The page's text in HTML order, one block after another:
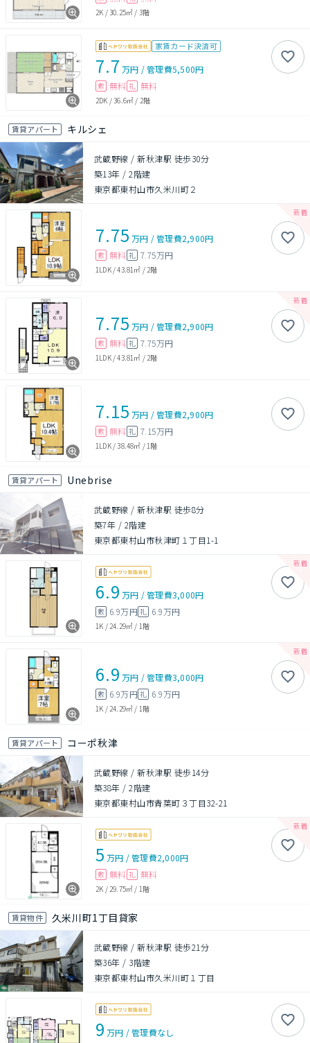
2K /30.25㎡ / 3階
家賃カード決済可
7.7 万円 /管理費5,500円
敷 無料 礼 無料
2DK /36.6㎡ / 2階
賃貸アパート キルシェ
武蔵野線 / 新秋津駅 徒歩30分
築13年 /2階建
東京都東村山市久米川町２
7.75 万円 /管理費2,900円
敷 無料 礼 7.75万円
1LDK/43.81㎡ / 2階
7.75 万円 /管理費2,900円
敷 無料 礼 7.75万円
1LDK/43.81㎡ / 2階
7.15 万円 /管理費2,900円
敷 無料 礼 7.15万円
1LDK/38.48㎡ / 1階
賃貸アパート Unebrise
武蔵野線 / 新秋津駅 徒歩8分
築7年 / 2階建
東京都東村山市秋津町１丁目1-1
6.9 万円 /管理費3,000円
敷 6.9万円礼 6.9万円
1K /24.29㎡ / 1階
6.9 万円 /管理費3,000円
敷 6.9万円礼 6.9万円
1K / 24.29㎡ / 1階
賃貸アパート コーポ秋津
武蔵野線 / 新秋津駅 徒歩14分
築38年 /2階建
東京都東村山市青葉町３丁目32-21
5 万円 /管理費2,000円
敷 無料 礼 無料
2K /29.75㎡ / 1階
賃貸物件 久米川町1丁目貸家
武蔵野線 / 新秋津駅 徒歩21分
築36年 / 3階建
東京都東村山市久米川町１丁目
9 万円 /管理費なし